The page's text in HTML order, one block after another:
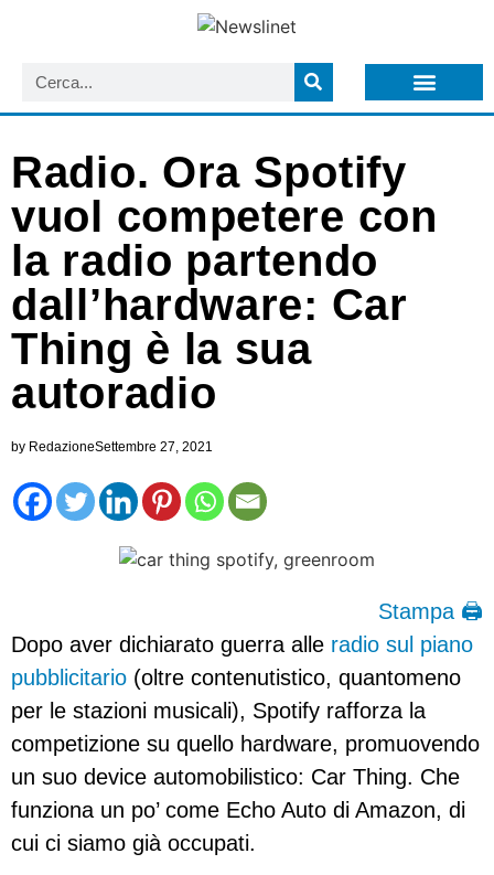
Radio. Ora Spotify
vuol competere con
la radio partendo
dall’hardware: Car
Thing è la sua
autoradio
by RedazioneSettembre 27, 2021
Stampa 🖨
Dopo aver dichiarato guerra alle radio sul piano
pubblicitario (oltre contenutistico, quantomeno
per le stazioni musicali), Spotify rafforza la
competizione su quello hardware, promuovendo
un suo device automobilistico: Car Thing. Che
funziona un po’ come Echo Auto di Amazon, di
cui ci siamo già occupati.